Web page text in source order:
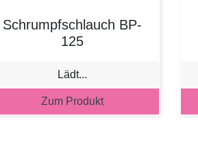
Schrumpfschlauch BP-
125
Lädt...
Zum Produkt